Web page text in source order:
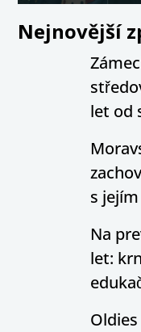
Nejnovější
let od
s
Na
let: